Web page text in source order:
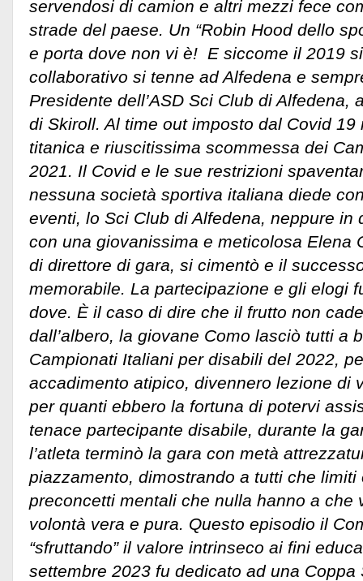
servendosi di camion e altri mezzi fece
strade del paese. Un “Robin Hood dello
e porta dove non vi è! E siccome il 2019
collaborativo si tenne ad Alfedena e
Presidente dell’ASD Sci Club di Alfedena,
di Skiroll. Al time out imposto dal Covid
titanica e riuscitissima scommessa dei
2021. Il Covid e le sue restrizioni
nessuna società sportiva italiana diede
eventi, lo Sci Club di Alfedena, neppure in
con una giovanissima e meticolosa Elena
di direttore di gara, si cimentò e il
memorabile. La partecipazione e gli elogi
dove. È il caso di dire che il frutto non
dall’albero, la giovane Como lasciò tutti a
Campionati Italiani per disabili del 2022,
accadimento atipico, divennero lezione di
per quanti ebbero la fortuna di potervi
tenace partecipante disabile, durante la
l’atleta terminò la gara con metà
piazzamento, dimostrando a tutti che limiti
preconcetti mentali che nulla hanno a che
volontà vera e pura. Questo episodio il
“sfruttando” il valore intrinseco ai fini
settembre 2023 fu dedicato ad una Coppa